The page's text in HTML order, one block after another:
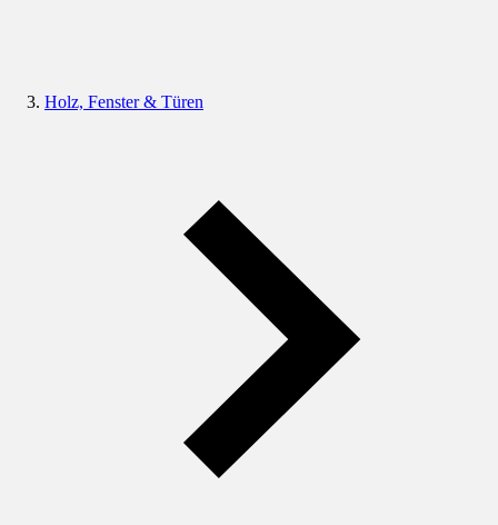
Holz, Fenster & Türen